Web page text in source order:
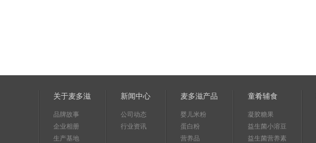
关于麦多滋
品牌故事
企业相册
生产基地
新闻中心
公司动态
行业资讯
麦多滋产品
婴儿米粉
蛋白粉
营养品
童肴辅食
凝胶糖果
益生菌小溶豆
益生菌营养素